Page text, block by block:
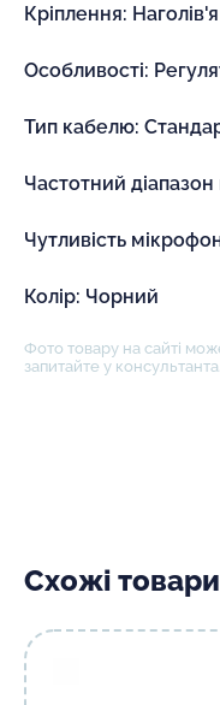
Кріплення: Наголів'я
Особливості:
Тип кабелю:
Частотний
Чутливість
Колір: Чорний
Фото товару на сайті
запитайте у консультанта.
Схожі товари